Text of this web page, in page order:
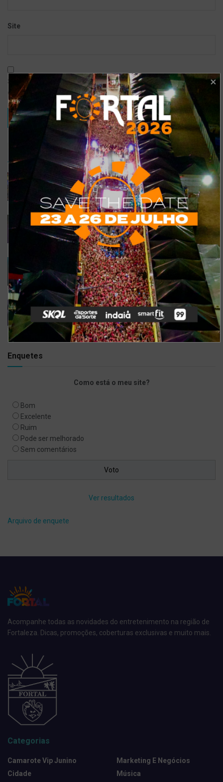
Site
Salvar meus dados neste navegador para a próxima vez que eu
comentar.
COMMENTS RECENTES
Confira a programação completa do São João de
Maracanaú 2022
19 DE JULHO DE 2022
Confira 5 restaurantes temáticos em Fortaleza
para visitar neste feriado
6 DE SETEMBRO DE 2021
Gusttavo Lima inicia venda de ingressos para
festival em navio luxuoso; saiba mais
9 DE JULHO DE 2021
Bell Marques confirma live especial com
repertório do show ‘Só As Antigas’
6 DE ABRIL DE 2020
Enquetes
Como está o meu site?
Bom
Excelente
Ruim
Pode ser melhorado
Sem comentários
Ver resultados
Arquivo de enquete
Acompanhe todas as novidades do entretenimento na região de
Fortaleza. Dicas, promoções, coberturas exclusivas e muito mais.
Categorias
Camarote Vip Junino
Cidade
Marketing E Negócios
Música